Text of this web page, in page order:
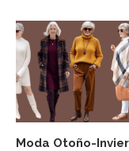
Moda Otoño-